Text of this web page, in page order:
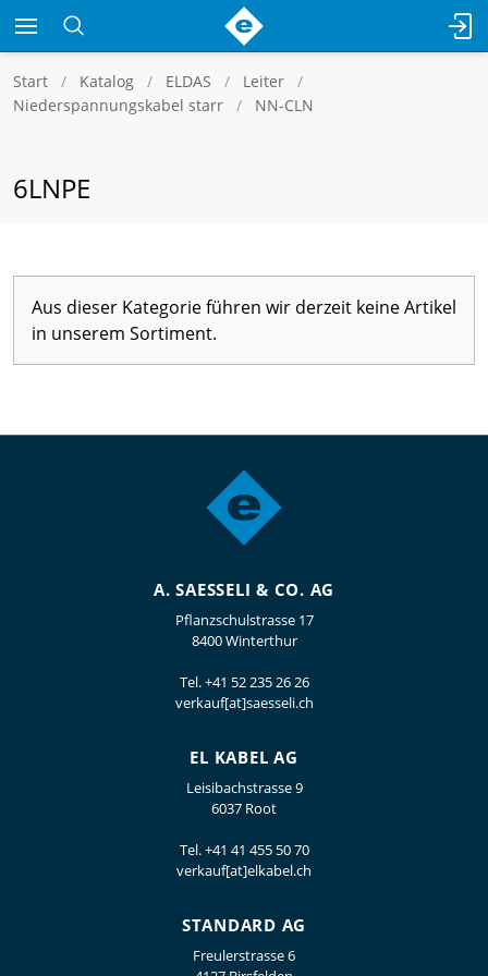
Start Katalog ELDAS
Leiter
Niederspannungskabel starr
NN-CLN
6LNPE
Aus dieser Kategorie führen wir derzeit keine Artikel
in unserem Sortiment.
A. SAESSELI & CO. AG
Pflanzschulstrasse 17
8400 Winterthur
Tel.+41 52 235 26 26
verkauf[at]saesseli.ch
EL KABEL AG
Leisibachstrasse 9
6037 Root
Tel.+41 41 455 50 70
verkauf[at]elkabel.ch
STANDARD AG
Freulerstrasse 6